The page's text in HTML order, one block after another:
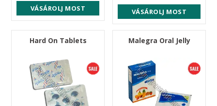
VÁSÁROLJ MOST VÁSÁROLJ MOST
Hard On Tablets Malegra Oral Jelly